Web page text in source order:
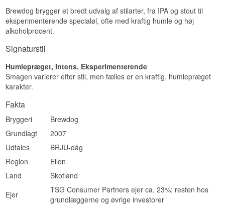
Brewdog brygger et bredt udvalg af stilarter, fra IPA og stout til
eksperimenterende specialøl, ofte med kraftig humle og høj
alkoholprocent.
Signaturstil
Humlepræget, Intens, Eksperimenterende
Smagen varierer efter stil, men fælles er en kraftig, humlepræget
karakter.
Fakta
Bryggeri
Brewdog
Grundlagt
2007
Udtales
BRJU-dåg
Region
Ellon
Land
Skotland
Ejer
TSG Consumer Partners ejer ca. 23%; resten hos
grundlæggerne og øvrige investorer